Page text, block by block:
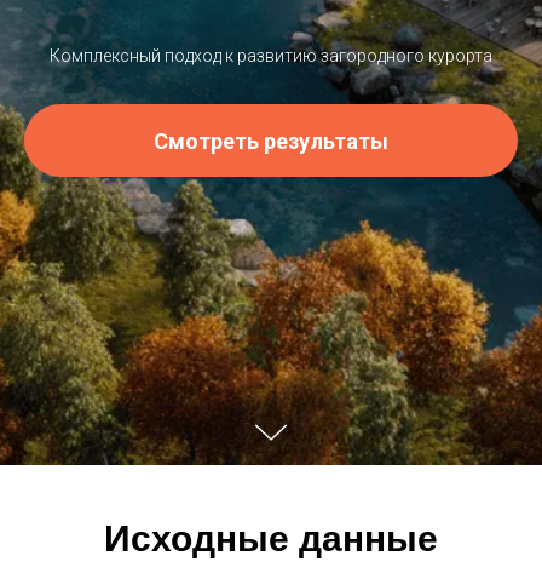
Комплексный подход к развитию загородного курорта
Смотреть результаты
Исходные данные